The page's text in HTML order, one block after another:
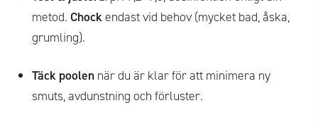
metod.Chockendast vid behov (mycket bad, åska,
grumling).
Täck poolen när du är klar för att minimera ny
smuts, avdunstning och förluster.